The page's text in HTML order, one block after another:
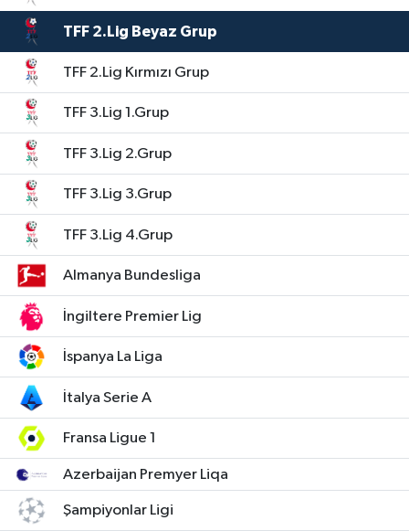
TFF 2.Lig Beyaz Grup
TFF 2.Lig Kırmızı Grup
TFF 3.Lig 1.Grup
TFF 3.Lig 2.Grup
TFF 3.Lig 3.Grup
TFF 3.Lig 4.Grup
Almanya Bundesliga
İngiltere Premier Lig
İspanya La Liga
İtalya Serie A
Fransa Ligue 1
Azerbaijan Premyer Liqa
Şampiyonlar Ligi